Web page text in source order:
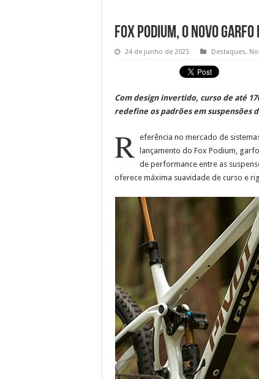
Fox Podium, o novo garfo
24 de junho de 2025 Destaques,
Com design invertido, curso de até
redefine os padrões em suspensões
R eferência no mercado de
lançamento do Fox Podium,
de performance entre as
oferece máxima suavidade de curso e